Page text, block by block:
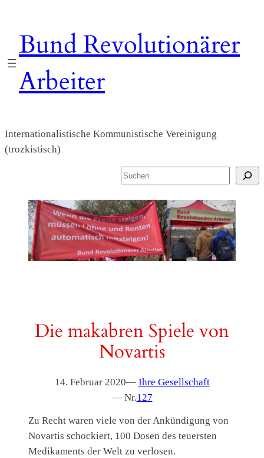
springen
Bund Revolutionärer
Arbeiter
Internationalistische Kommunistische Vereinigung
(trozkistisch)
S
c
h
e
n
Die makabren Spiele von
Novartis
14. Februar 2020— Ihre Gesellschaft
— Nr.127
Zu Recht waren viele von der Ankündigung von
Novartis schockiert, 100 Dosen des teuersten
Medikaments der Welt zu verlosen.